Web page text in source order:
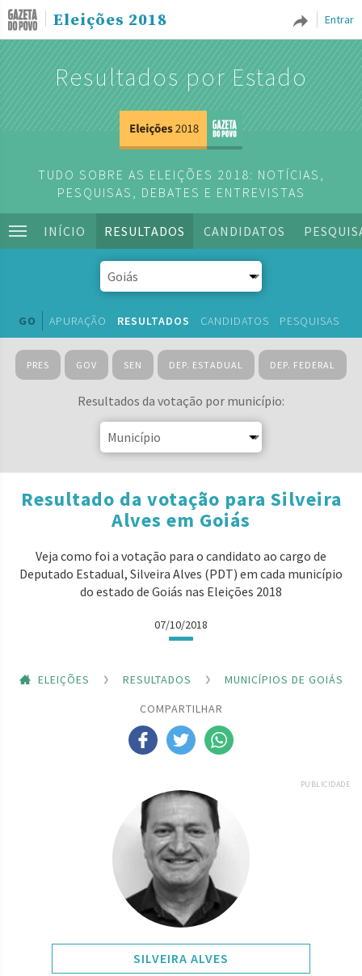
Entrar
Eleições 2018
Resultados por Estado
TUDO SOBRE AS ELEIÇÕES 2018: NOTÍCIAS,
PESQUISAS, DEBATES E ENTREVISTAS
INÍCIO RESULTADOS CANDIDATOS
GO APURAÇÃO RESULTADOS CANDIDATOS PESQUISAS
PRES GOV SEN DEP. ESTADUAL DEP. FEDERAL
Resultados da votação por município:
Resultado da votação para Silveira
Alves em Goiás
Veja como foi a votação para o candidato ao cargo de
Deputado Estadual, Silveira Alves (PDT) em cada município
do estado de Goiás nas Eleições 2018
07/10/2018
ELEIÇÕES RESULTADOS
MUNICÍPIOS DE GOIÁS
COMPARTILHAR
PUBLICIDADE
SILVEIRA ALVES